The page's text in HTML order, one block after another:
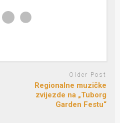
Older Post
Regionalne muzičke
zvijezde na „Tuborg
Garden Festu“